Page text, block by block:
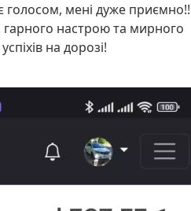
голосом, мені дуже приємно!!
настрою та мирного
на дорозі!